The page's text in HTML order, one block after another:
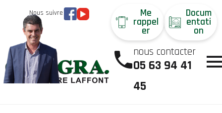
Nous suivre Me
rappel
er
Docum
entati
on
nous contacter
05 63 94 41
45